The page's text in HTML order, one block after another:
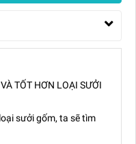
TỐT HƠN LOẠI SƯỞI
sưởi gốm, ta sẽ tìm